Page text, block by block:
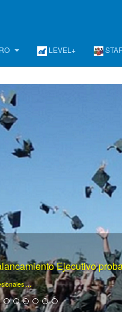
LEVEL+
gerencia . com
de gerencia ...